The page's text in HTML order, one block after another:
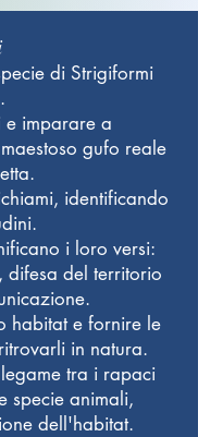
di Strigiformi
e imparare a
gufo reale
identificando
i loro versi:
difesa del territorio
habitat e fornire le
in natura.
tra i rapaci
specie animali,
dell'habitat.